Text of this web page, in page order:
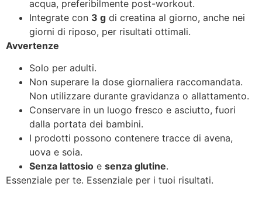
acqua, preferibilmente post-workout.
Integrate con 3 g di creatina al giorno, anche nei
giorni di riposo, per risultati ottimali.
Avvertenze
Solo per adulti.
Non superare la dose giornaliera raccomandata.
Non utilizzare durante gravidanza o allattamento.
Conservare in un luogo fresco e asciutto, fuori
dalla portata dei bambini.
I prodotti possono contenere tracce di avena,
uova e soia.
Senza lattosio e senza glutine.
Essenziale per te. Essenziale per i tuoi risultati.